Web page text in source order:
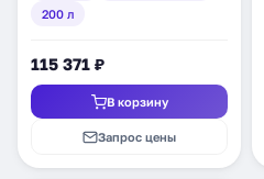
200 л
115 371 ₽
В корзину
Запрос цены